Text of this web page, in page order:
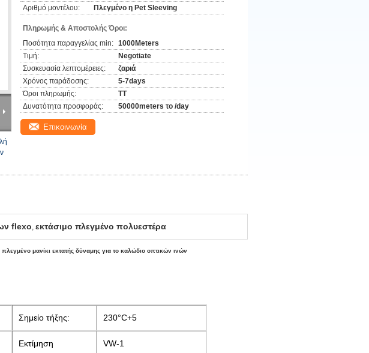
Αριθμό μοντέλου:
Πλεγμένο η Pet Sleeving
Πληρωμής & Αποστολής Όροι:
Ποσότητα παραγγελίας min: 1000Meters
Τιμή:
Negotiate
Συσκευασία λεπτομέρειες:
ζαριά
Χρόνος παράδοσης:
5-7days
Όροι πληρωμής:
TT
Δυνατότητα προσφοράς:
50000meters το /day
Επικοινωνία
flexo, εκτάσιμο πλεγμένο πολυεστέρα
μανίκι εκτατής δύναμης για το καλώδιο οπτικών ινών
Σημείο τήξης: 230°C+5
Εκτίμηση
VW-1